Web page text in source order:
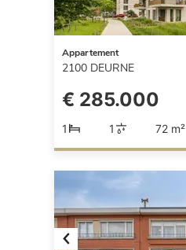
Appartement
2100 DEURNE
€ 285.000
1 1 72 m²